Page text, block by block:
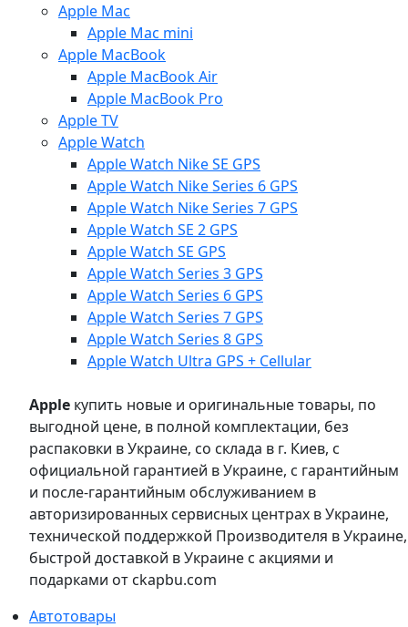
Apple Mac
Apple Mac mini
Apple MacBook
Apple MacBook Air
Apple MacBook Pro
Apple TV
Apple Watch
Apple Watch Nike SE GPS
Apple Watch Nike Series 6 GPS
Apple Watch Nike Series 7 GPS
Apple Watch SE 2 GPS
Apple Watch SE GPS
Apple Watch Series 3 GPS
Apple Watch Series 6 GPS
Apple Watch Series 7 GPS
Apple Watch Series 8 GPS
Apple Watch Ultra GPS + Cellular
Apple купить новые и оригинальные товары, по
выгодной цене, в полной комплектации, без
распаковки в Украине, со склада в г. Киев, с
официальной гарантией в Украине, с гарантийным
и после-гарантийным обслуживанием в
авторизированных сервисных центрах в Украине,
технической поддержкой Производителя в Украине,
быстрой доставкой в Украине с акциями и
подарками от ckapbu.com
Автотовары